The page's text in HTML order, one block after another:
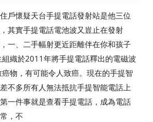
戶懷疑天台手提電話發射站是他三位
其實手提電話電池波又豈止在發射
一、二手幅射更近距離伴在你和孩子
織於2011年將手提電話釋出的電磁波
物，有可能令人致癌。現在的手提智
不多所有人無法抵抗手提智能電話上
一件事就是查看手提電話，成為電話
，不